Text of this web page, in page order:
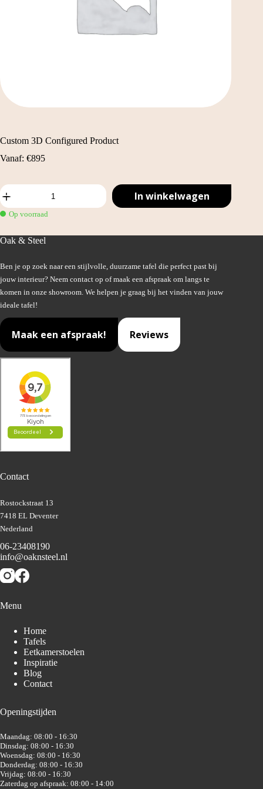
Custom 3D Configured Product
Vanaf: €895
Custom
3D
Configured
Product
In winkelwagen
Op voorraad
Oak & Steel
Ben je op zoek naar een stijlvolle, duurzame tafel die perfect past bij
jouw interieur? Neem contact op of maak een afspraak om langs te
komen in onze showroom. We helpen je graag bij het vinden van jouw
ideale tafel!
Maak een afspraak! Reviews
Contact
Rostockstraat 13
7418 EL Deventer
Nederland
06-23408190
info@oaknsteel.nl
Menu
Home
Tafels
Eetkamerstoelen
Inspiratie
Blog
Contact
Openingstijden
Maandag: 08:00 - 16:30
Dinsdag: 08:00 - 16:30
Woensdag: 08:00 - 16:30
Donderdag: 08:00 - 16:30
Vrijdag: 08:00 - 16:30
Zaterdag op afspraak: 08:00 - 14:00